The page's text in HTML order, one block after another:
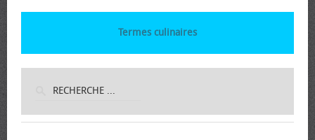
Termes culinaires